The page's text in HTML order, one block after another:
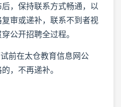
，保持联系方式畅通，以
审或递补，联系不到者视
公开招聘全过程。
前在太仓教育信息网公
，不再递补。